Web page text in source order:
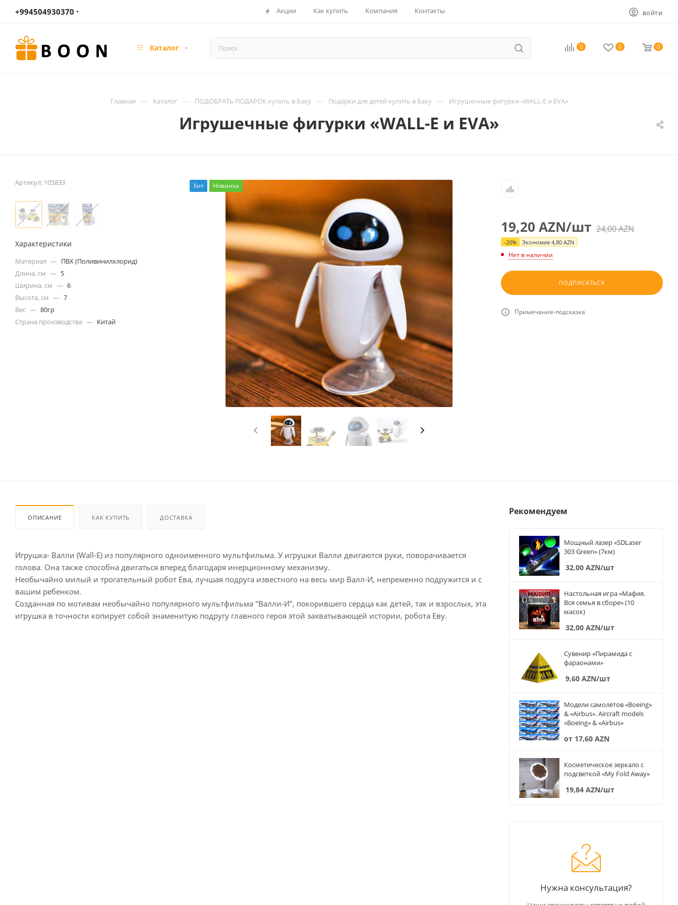
+994504930370 Акции Как купить Компания Контакты ВОЙТИ
Каталог 0 0 0
Главная — Каталог — ПОДОБРАТЬ ПОДАРОК купить в Баку — Подарки для детей купить в Баку — Игрушечные фигурки «WALL-E и EVA»
Игрушечные фигурки «WALL-E и EVA»
Хит Новинка
Артикул: 105833
Характеристики
Материал — ПВХ (Поливинилхлорид)
Длина, см — 5
Ширина, см — 6
Высота, см — 7
Вес — 80гр
Страна производства — Китай
19,20 AZN/шт 24,00AZN
-20% Экономия 4,80 AZN
Нет в наличии
ПОДПИСАТЬСЯ
Примечание-подсказка
ОПИСАНИЕ КАК КУПИТЬ ДОСТАВКА
Игрушка- Валли (Wall-E) из популярного одноименного мультфильма. У игрушки Валли двигаются руки, поворачивается
голова. Она также способна двигаться вперед благодаря инерционному механизму.
Необычайно милый и трогательный робот Ева, лучшая подруга известного на весь мир Валл-И, непременно подружится и с
вашим ребенком.
Созданная по мотивам необычайно популярного мультфильма "Валли-И", покорившего сердца как детей, так и взрослых, эта
игрушка в точности копирует собой знаменитую подругу главного героя этой захватывающей истории, робота Еву.
Рекомендуем
Мощный лазер «SDLaser
303 Green» (7км)
32,00 AZN/шт
Настольная игра «Мафия.
Вся семья в сборе» (10
масок)
32,00 AZN/шт
Сувенир «Пирамида с
фараонами»
9,60 AZN/шт
Модели самолётов «Boeing»
& «Airbus». Aircraft models
«Boeing» & «Airbus»
от 17,60 AZN
Косметическое зеркало с
подсветкой «My Fold Away»
19,84 AZN/шт
Нужна консультация?